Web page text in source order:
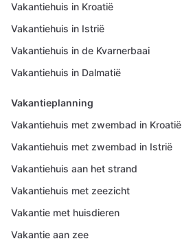
Vakantiehuis in Kroatië
Vakantiehuis in Istrië
Vakantiehuis in de Kvarnerbaai
Vakantiehuis in Dalmatië
Vakantieplanning
Vakantiehuis met zwembad in Kroatië
Vakantiehuis met zwembad in Istrië
Vakantiehuis aan het strand
Vakantiehuis met zeezicht
Vakantie met huisdieren
Vakantie aan zee